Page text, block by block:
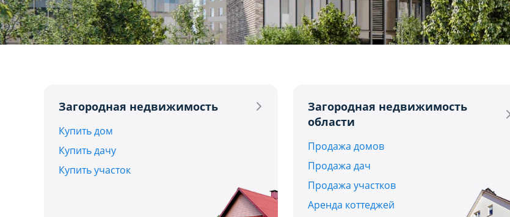
Загородная недвижимость
Купить дом
Купить дачу
Купить участок
Загородная недвижимость
области
Продажа домов
Продажа дач
Продажа участков
Аренда коттеджей